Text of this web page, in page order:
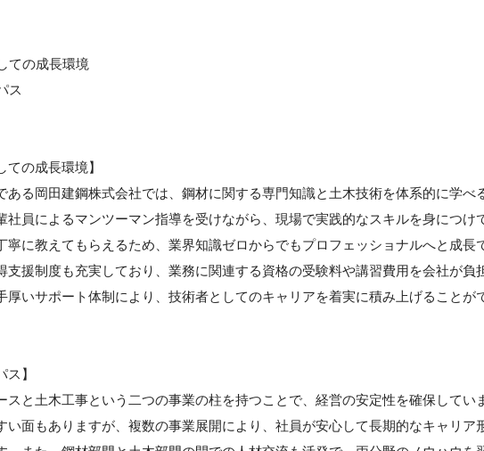
ての成長環境
ス
ての成長環境】
ある岡田建鋼株式会社では、鋼材に関する専門知識と土木技術を体系的に学べ
社員によるマンツーマン指導を受けながら、現場で実践的なスキルを身につけ
寧に教えてもらえるため、業界知識ゼロからでもプロフェッショナルへと成長
支援制度も充実しており、業務に関連する資格の受験料や講習費用を会社が負
厚いサポート体制により、技術者としてのキャリアを着実に積み上げることが
】
スと土木工事という二つの事業の柱を持つことで、経営の安定性を確保してい
い面もありますが、複数の事業展開により、社員が安心して長期的なキャリア